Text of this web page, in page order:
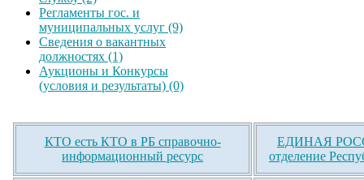
Регламенты гос. и
муниципальных услуг (9)
Сведения о вакантных
должностях (1)
Аукционы и Конкурсы
(условия и результаты) (0)
КТО есть КТО в РБ справочно-
информационный ресурс
ЕДИНАЯ
отделение